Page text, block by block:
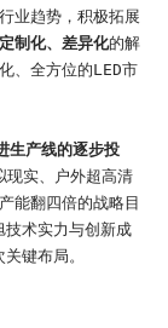
业趋势，积极拓展
定制化、差异化的解
、全方位的LED市
生产线的逐步投
实、户外超高清
能翻四倍的战略目
术实力与创新成
键布局。